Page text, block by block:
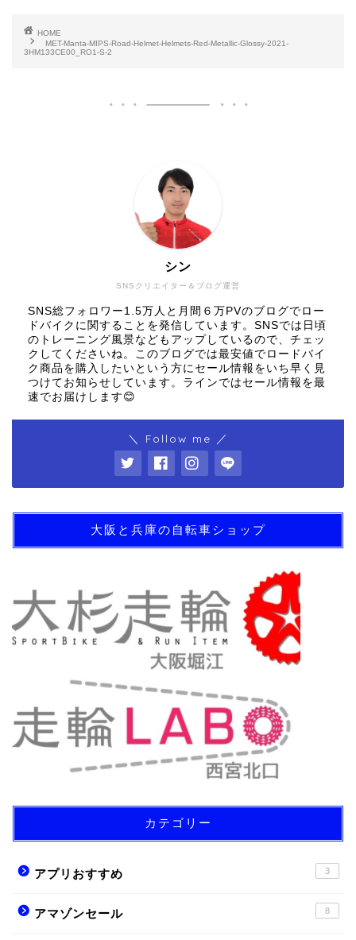
HOME
MET-Manta-MIPS-Road-Helmet-Helmets-Red-Metallic-Glossy-2021-
3HM133CE00_RO1-S-2
SNSクリエイター＆ブログ運営
シン
SNS総フォロワー1.5万人と月間６万PVのブログでロー
ドバイクに関することを発信しています。SNSでは日頃
のトレーニング風景などもアップしているので、チェッ
クしてくださいね。このブログでは最安値でロードバイ
ク商品を購入したいという方にセール情報をいち早く見
つけてお知らせしています。ラインではセール情報を最
速でお届けします😊
＼ Follow me ／
大阪と兵庫の自転車ショップ
カテゴリー
アプリおすすめ 3
アマゾンセール 8